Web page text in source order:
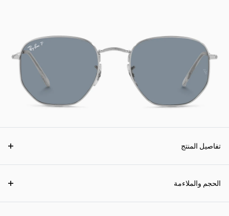
تفاصيل المنتج
الحجم والملاءمة